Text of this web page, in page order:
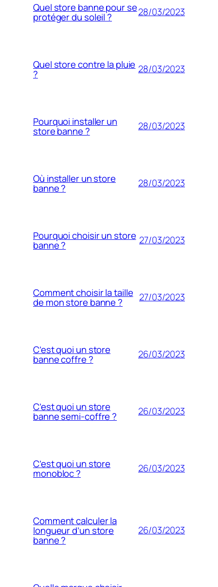
Quel store banne pour se
protéger du soleil ? 28/03/2023
Quel store contre la pluie
? 28/03/2023
Pourquoi installer un
store banne ? 28/03/2023
Où installer un store
banne ? 28/03/2023
Pourquoi choisir un store
banne ? 27/03/2023
Comment choisir la taille
de mon store banne ? 27/03/2023
C’est quoi un store
banne coffre ? 26/03/2023
C’est quoi un store
banne semi-coffre ? 26/03/2023
C’est quoi un store
monobloc ? 26/03/2023
Comment calculer la
longueur d’un store
banne ?
26/03/2023